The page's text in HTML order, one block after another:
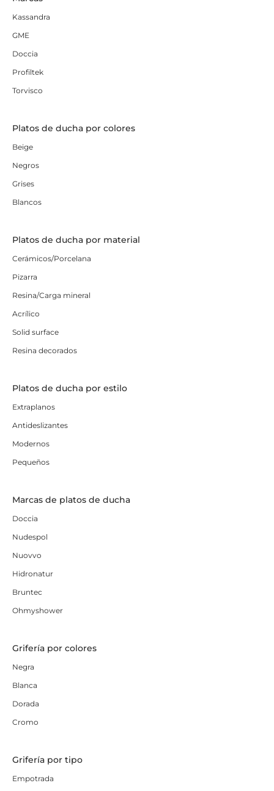
Kassandra
GME
Doccia
Profiltek
Torvisco
Platos de ducha por colores
Beige
Negros
Grises
Blancos
Platos de ducha por material
Cerámicos/Porcelana
Pizarra
Resina/Carga mineral
Acrílico
Solid surface
Resina decorados
Platos de ducha por estilo
Extraplanos
Antideslizantes
Modernos
Pequeños
Marcas de platos de ducha
Doccia
Nudespol
Nuovvo
Hidronatur
Bruntec
Ohmyshower
Grifería por colores
Negra
Blanca
Dorada
Cromo
Grifería por tipo
Empotrada